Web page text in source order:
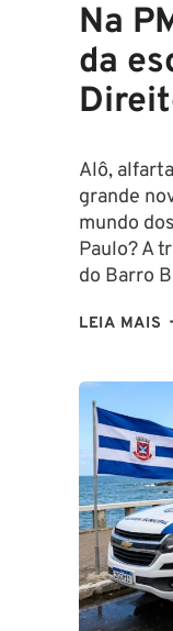
Na
da
Alô,
grande
mundo
Paulo? A
do Barro
LEIA MAIS